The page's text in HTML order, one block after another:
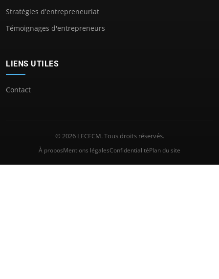
Stratégies d'entrepreneuriat
Témoignages d'entrepreneurs
LIENS UTILES
Contact
© 2026 LECFCM. Tous droits réservés.
À proposMentions légalesConfidentialitéPlan du site